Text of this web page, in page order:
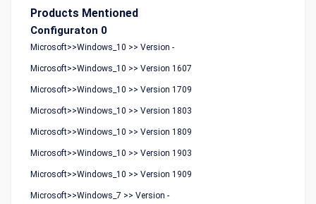
Products Mentioned
Configuraton 0
Microsoft>>Windows_10 >> Version -
Microsoft>>Windows_10 >> Version 1607
Microsoft>>Windows_10 >> Version 1709
Microsoft>>Windows_10 >> Version 1803
Microsoft>>Windows_10 >> Version 1809
Microsoft>>Windows_10 >> Version 1903
Microsoft>>Windows_10 >> Version 1909
Microsoft>>Windows_7 >> Version -